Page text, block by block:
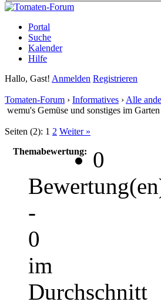
Portal
Suche
Kalender
Hilfe
Hallo, Gast! Anmelden Registrieren
Tomaten-Forum › Informatives › Alle
wemu's Gemüse und sonstiges im Garten
Seiten (2): 1 2 Weiter »
Themabewertung:
0
-
0
im
Durchschnitt